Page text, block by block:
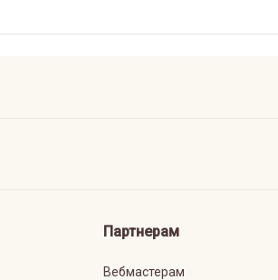
Партнерам
Вебмастерам